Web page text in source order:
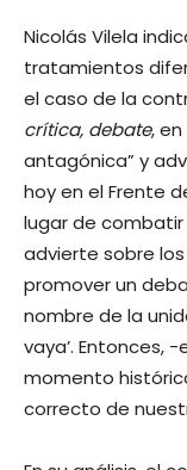
Nicolás Vilela
tratamientos
el caso de la
crítica, debate,
antagónica” y
hoy en el Frente
lugar de combatir
advierte sobre
promover un
nombre de la
vaya’. Entonces,
momento
correcto de